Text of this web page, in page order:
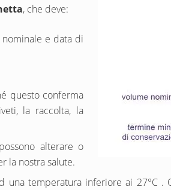
, che deve:
e data di
questo conferma
la raccolta, la
alterare o
la nostra salute.
una temperatura inferiore ai